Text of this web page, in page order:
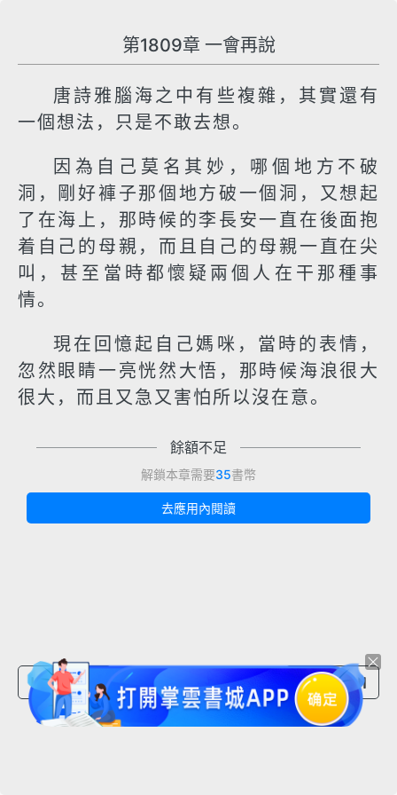
第1809章 一會再說
唐詩雅腦海之中有些複雜，其實還有
一個想法，只是不敢去想。
因為自己莫名其妙，哪個地方不破
洞，剛好褲子那個地方破一個洞，又想起
了在海上，那時候的李長安一直在後面抱
着自己的母親，而且自己的母親一直在尖
叫，甚至當時都懷疑兩個人在干那種事
情。
現在回憶起自己媽咪，當時的表情，
忽然眼睛一亮恍然大悟，那時候海浪很大
很大，而且又急又害怕所以沒在意。
餘額不足
解鎖本章需要35書幣
去應用內閱讀
上一章節 下一章節